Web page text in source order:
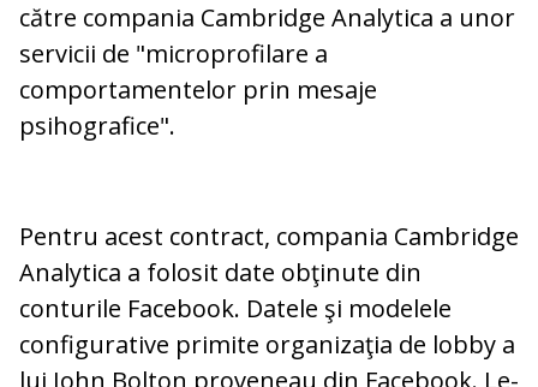
către compania Cambridge Analytica a unor
servicii de "microprofilare a
comportamentelor prin mesaje
psihografice".
Pentru acest contract, compania Cambridge
Analytica a folosit date obţinute din
conturile Facebook. Datele şi modelele
configurative primite organizaţia de lobby a